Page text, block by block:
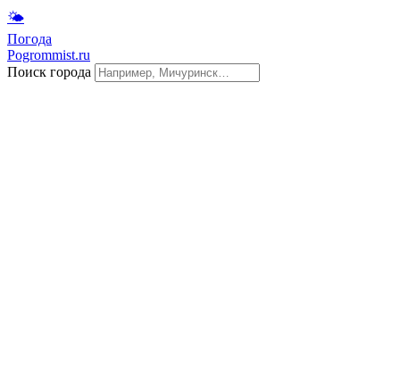
🌤
Погода
Pogrommist.ru
Поиск города